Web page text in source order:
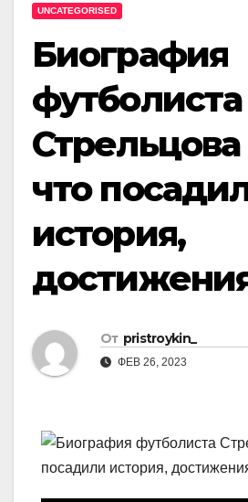
UNCATEGORISED
Биография
футболиста
что
история,
От pristroykin_
ФЕВ 26, 2023